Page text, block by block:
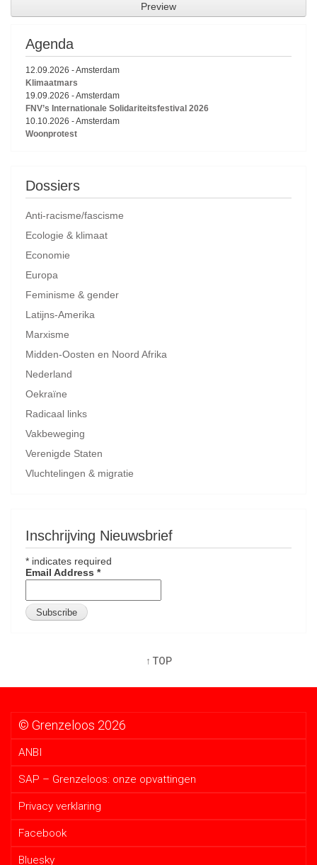
Agenda
12.09.2026 -Amsterdam
Klimaatmars
19.09.2026 -Amsterdam
FNV’s Internationale Solidariteitsfestival 2026
10.10.2026 -Amsterdam
Woonprotest
Dossiers
Anti-racisme/fascisme
Ecologie & klimaat
Economie
Europa
Feminisme & gender
Latijns-Amerika
Marxisme
Midden-Oosten en Noord Afrika
Nederland
Oekraïne
Radicaal links
Vakbeweging
Verenigde Staten
Vluchtelingen & migratie
Inschrijving Nieuwsbrief
* indicates required
Email Address *
↑ TOP
© Grenzeloos 2026
ANBI
SAP – Grenzeloos: onze opvattingen
Privacy verklaring
Facebook
Bluesky